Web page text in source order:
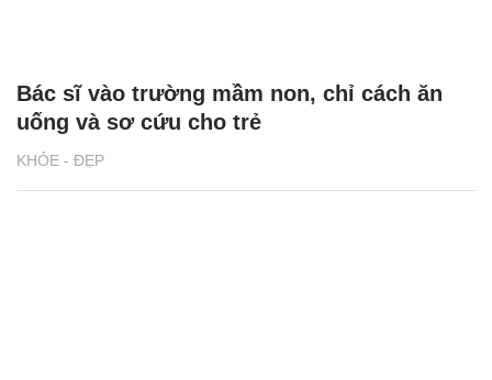
KHỎE - ĐẸP
Bác sĩ vào trường mầm non, chỉ cách ăn
uống và sơ cứu cho trẻ